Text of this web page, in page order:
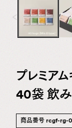
プレミアム
40袋 飲
商品番号 rcgf-rg-